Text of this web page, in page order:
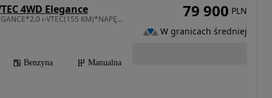
4WD Elegance
1997 cm3 • 155 KM • ELEGANCE*2.0 i-VTEC(155 KM)*NAPĘD 4x4*LED*Navi*Kamera*86 000 km!
Benzyna
Manualna
79 900 PLN
W granicach średniej